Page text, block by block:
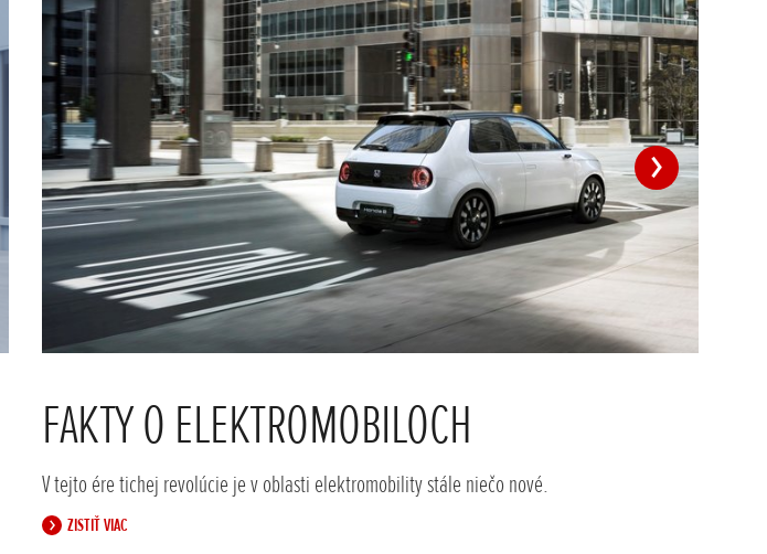
FAKTY O ELEKTROMOBILOCH
V tejto ére tichej revolúcie je v oblasti elektromobility stále niečo nové.
ZISTIŤ VIAC